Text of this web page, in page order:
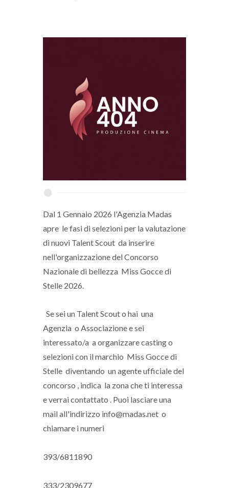
Dal 1 Gennaio 2026 l'Agenzia Madas
apre le fasi di selezioni per la valutazione
di nuovi Talent Scout da inserire
nell'organizzazione del Concorso
Nazionale di bellezza Miss Gocce di
Stelle 2026.
Se sei un Talent Scout o hai una
Agenzia o Associazione e sei
interessato/a a organizzare casting o
selezioni con il marchio Miss Gocce di
Stelle diventando un agente ufficiale del
concorso , indica la zona che ti interessa
e verrai contattato . Puoi lasciare una
mail all'indirizzo info@madas.net o
chiamare i numeri
393/6811890
333/2309677